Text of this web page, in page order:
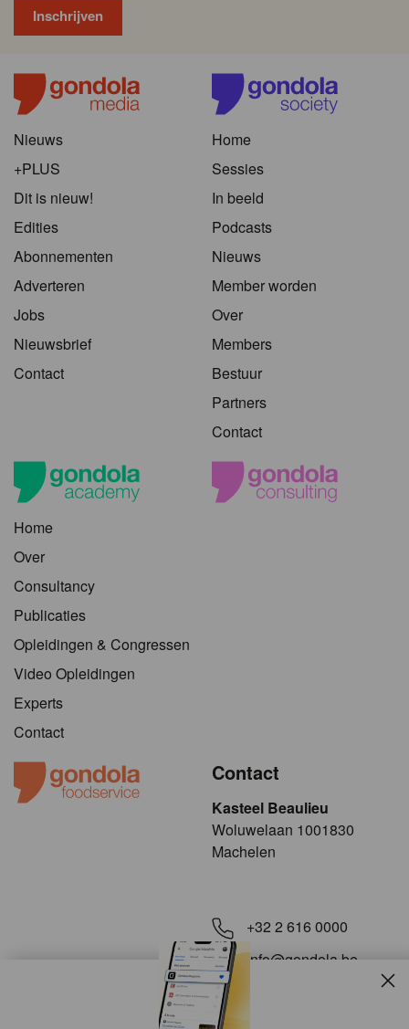
Nieuws
+PLUS
Dit is nieuw!
Edities
Abonnementen
Adverteren
Jobs
Nieuwsbrief
Contact
Home
Sessies
In beeld
Podcasts
Nieuws
Member worden
Over
Members
Bestuur
Partners
Contact
Home
Over
Consultancy
Publicaties
Opleidingen & Congressen
Video Opleidingen
Experts
Contact
Contact
Kasteel Beaulieu
​​​Woluwelaan 1001830
Machelen
+32 2 616 0000
info@gondola.be
Volg ons op